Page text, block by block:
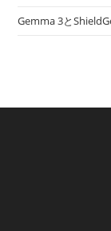
Gemma 3と